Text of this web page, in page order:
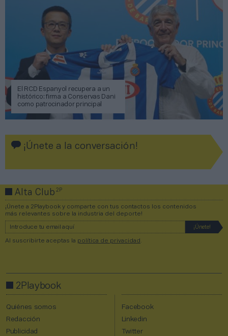
El RCD Espanyol recupera a un
histórico: firma a Conservas Dani
como patrocinador principal
¡Únete a la conversación!
Alta Club2P
¡Únete a 2Playbook y comparte con tus contactos los contenidos
más relevantes sobre la industria del deporte!
Al suscribirte aceptas la política de privacidad
2Playbook
Quiénes somos
Redacción
Publicidad
Facebook
Linkedin
Twitter